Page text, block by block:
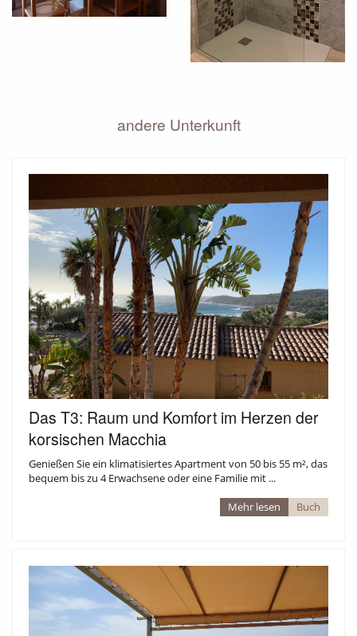
andere Unterkunft
Das T3: Raum und Komfort im Herzen der
korsischen Macchia
Genießen Sie ein klimatisiertes Apartment von 50 bis 55 m², das
bequem bis zu 4 Erwachsene oder eine Familie mit ...
Buch
Mehr lesen